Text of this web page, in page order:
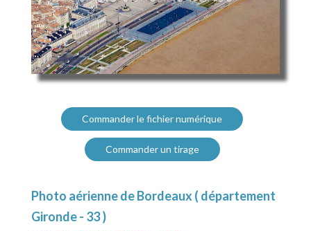
Commander le fichier numérique
Commander un tirage
Photo aérienne de Bordeaux ( département
Gironde - 33 )